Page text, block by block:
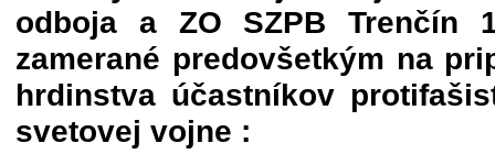
odboja a ZO SZPB Trenčín
zamerané predovšetkým na
hrdinstva účastníkov
svetovej vojne :